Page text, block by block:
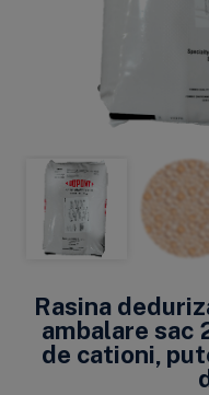
Rasina
ambalare sac
de cationi,